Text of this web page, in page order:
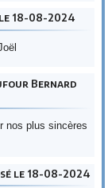
18-08-2024
Bernard
nos plus sincères
le 18-08-2024